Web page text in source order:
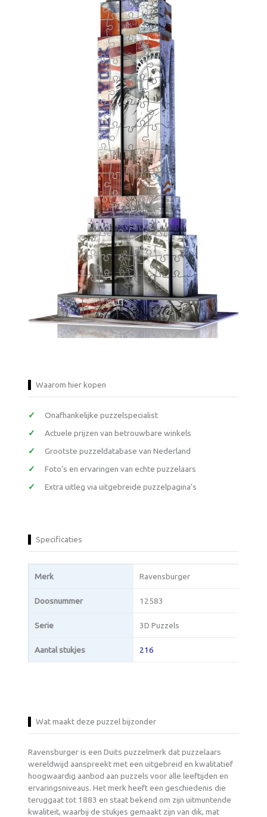
Waarom hier kopen
Onafhankelijke puzzelspecialist
Actuele prijzen van betrouwbare winkels
Grootste puzzeldatabase van Nederland
Foto’s en ervaringen van echte puzzelaars
Extra uitleg via uitgebreide puzzelpagina’s
Specificaties
Merk Ravensburger
Doosnummer 12583
Serie 3D Puzzels
Aantal stukjes 216
Wat maakt deze puzzel bijzonder
Ravensburger is een Duits puzzelmerk dat puzzelaars
wereldwijd aanspreekt met een uitgebreid en kwalitatief
hoogwaardig aanbod aan puzzels voor alle leeftijden en
ervaringsniveaus. Het merk heeft een geschiedenis die
teruggaat tot 1883 en staat bekend om zijn uitmuntende
kwaliteit, waarbij de stukjes gemaakt zijn van dik, mat